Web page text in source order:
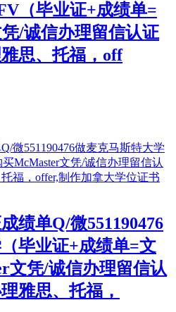
（毕业证+成绩单=
/诚信办理留信认证
雅思、托福，off
绩单Q/微551190476
毕业证+成绩单=文
文凭/诚信办理留信认
雅思、托福，